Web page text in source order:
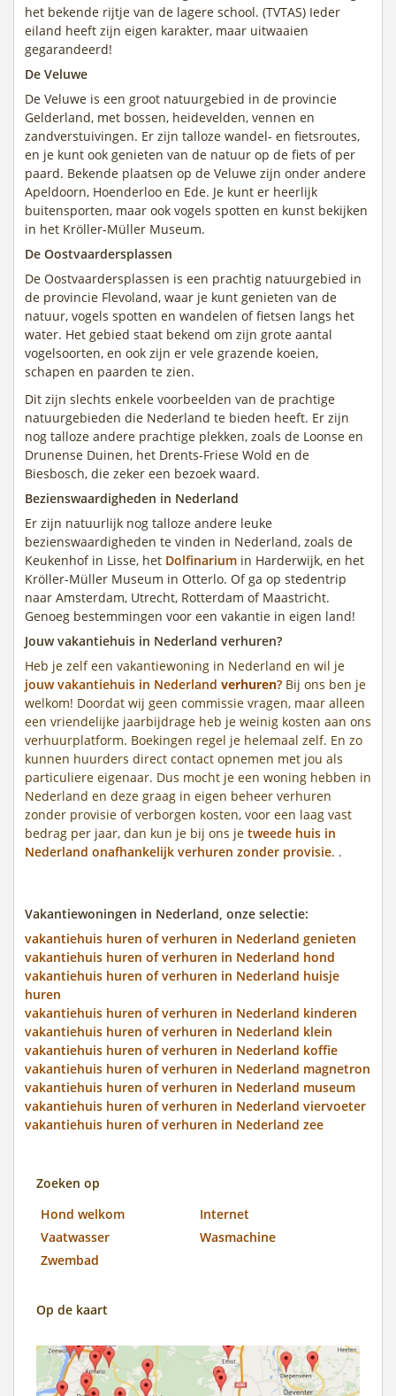
het bekende rijtje van de lagere school. (TVTAS) Ieder
eiland heeft zijn eigen karakter, maar uitwaaien
gegarandeerd!
De Veluwe
De Veluwe is een groot natuurgebied in de provincie
Gelderland, met bossen, heidevelden, vennen en
zandverstuivingen. Er zijn talloze wandel- en fietsroutes,
en je kunt ook genieten van de natuur op de fiets of per
paard. Bekende plaatsen op de Veluwe zijn onder andere
Apeldoorn, Hoenderloo en Ede. Je kunt er heerlijk
buitensporten, maar ook vogels spotten en kunst bekijken
in het Kröller-Müller Museum.
De Oostvaardersplassen
De Oostvaardersplassen is een prachtig natuurgebied in
de provincie Flevoland, waar je kunt genieten van de
natuur, vogels spotten en wandelen of fietsen langs het
water. Het gebied staat bekend om zijn grote aantal
vogelsoorten, en ook zijn er vele grazende koeien,
schapen en paarden te zien.
Dit zijn slechts enkele voorbeelden van de prachtige
natuurgebieden die Nederland te bieden heeft. Er zijn
nog talloze andere prachtige plekken, zoals de Loonse en
Drunense Duinen, het Drents-Friese Wold en de
Biesbosch, die zeker een bezoek waard.
Bezienswaardigheden in Nederland
Er zijn natuurlijk nog talloze andere leuke
bezienswaardigheden te vinden in Nederland, zoals de
Keukenhof in Lisse, het Dolfinarium in Harderwijk, en het
Kröller-Müller Museum in Otterlo. Of ga op stedentrip
naar Amsterdam, Utrecht, Rotterdam of Maastricht.
Genoeg bestemmingen voor een vakantie in eigen land!
Jouw vakantiehuis in Nederland verhuren?
Heb je zelf een vakantiewoning in Nederland en wil je
jouw vakantiehuis in Nederland verhuren? Bij ons ben je
welkom! Doordat wij geen commissie vragen, maar alleen
een vriendelijke jaarbijdrage heb je weinig kosten aan ons
verhuurplatform. Boekingen regel je helemaal zelf. En zo
kunnen huurders direct contact opnemen met jou als
particuliere eigenaar. Dus mocht je een woning hebben in
Nederland en deze graag in eigen beheer verhuren
zonder provisie of verborgen kosten, voor een laag vast
bedrag per jaar, dan kun je bij ons je tweede huis in
Nederland onafhankelijk verhuren zonder provisie. .
Vakantiewoningen in Nederland, onze selectie:
vakantiehuis huren of verhuren in Nederland genieten
vakantiehuis huren of verhuren in Nederland hond
vakantiehuis huren of verhuren in Nederland huisje
huren
vakantiehuis huren of verhuren in Nederland kinderen
vakantiehuis huren of verhuren in Nederland klein
vakantiehuis huren of verhuren in Nederland koffie
vakantiehuis huren of verhuren in Nederland magnetron
vakantiehuis huren of verhuren in Nederland museum
vakantiehuis huren of verhuren in Nederland viervoeter
vakantiehuis huren of verhuren in Nederland zee
Zoeken op
Hond welkom
Internet
Vaatwasser
Wasmachine
Zwembad
Op de kaart